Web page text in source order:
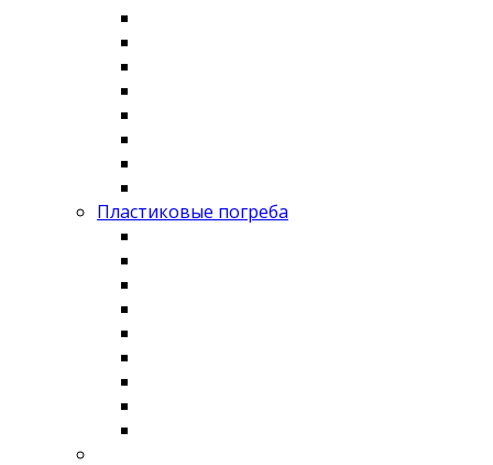
Пластиковые погреба